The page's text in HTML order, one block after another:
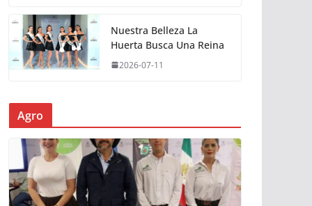
Nuestra Belleza La
Huerta Busca Una Reina
2026-07-11
Agro